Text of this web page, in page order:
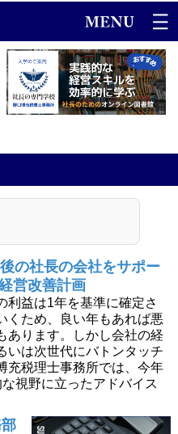
の社長の会社をサポー
営改善計画
利益は1年を基準に確定さ
くため、良い年もあれば悪
あります。しかし会社の経
いは次世代にバトンタッチ
充税理士事務所では、今年
視野に立ったアドバイス